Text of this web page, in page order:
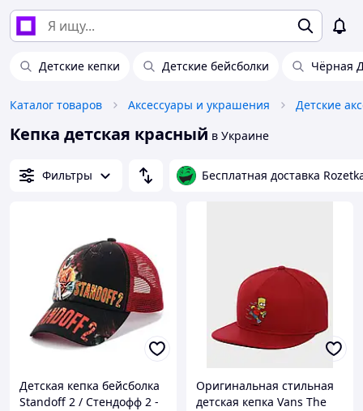
Детские кепки Детские бейсболки Чёрная
Каталог товаров Аксессуары и украшения Детские
Кепка детская красный в Украине
Фильтры Бесплатная доставка
Детская кепка бейсболка
Standoff 2 / Стендофф 2 -
Оригинальная стильная
детская кепка Vans The